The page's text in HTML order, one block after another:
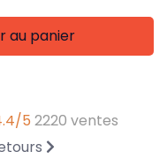
au panier
5 2220 ventes